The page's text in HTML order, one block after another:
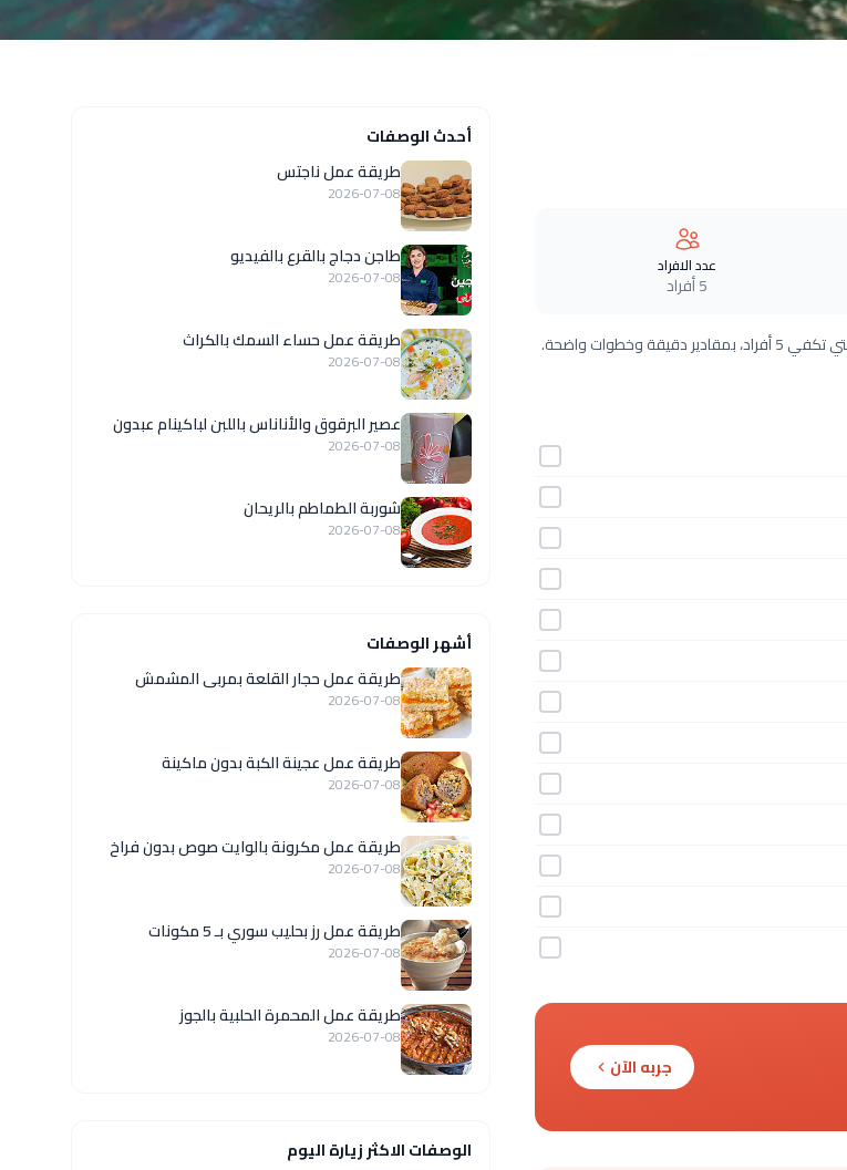
عدد الافراد
5 أفراد
جربه الآن
أحدث الوصفات
طريقة عمل ناجتس
2026-07-08
طاجن دجاج بالقرع بالفيديو
2026-07-08
طريقة عمل حساء السمك بالكراث
2026-07-08
عصير البرقوق والأناناس باللبن لباكينام عبدون
2026-07-08
شوربة الطماطم بالريحان
2026-07-08
أشهر الوصفات
طريقة عمل حجار القلعة بمربى المشمش
2026-07-08
طريقة عمل عجينة الكبة بدون ماكينة
2026-07-08
طريقة عمل مكرونة بالوايت صوص بدون فراخ
2026-07-08
طريقة عمل رز بحليب سوري بـ 5 مكونات
2026-07-08
طريقة عمل المحمرة الحلبية بالجوز
2026-07-08
الوصفات الاكثر زيارة اليوم